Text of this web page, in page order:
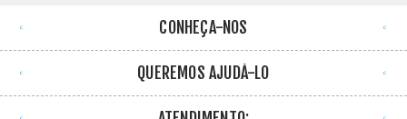
CONHEÇA-NOS
QUEREMOS AJUDÁ-LO